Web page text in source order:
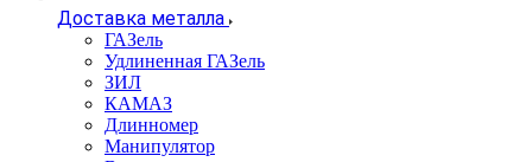
Доставка металла
ГАЗель
Удлиненная ГАЗель
ЗИЛ
КАМАЗ
Длинномер
Манипулятор